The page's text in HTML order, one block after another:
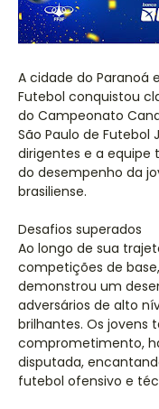
A cidade do Paranoá
Futebol conquistou
do Campeonato
São Paulo de Futebol
dirigentes e a equipe
do desempenho da
brasiliense.
Desafios superados
Ao longo de sua
competições de
demonstrou um
adversários de alto
brilhantes. Os jovens
comprometimento,
disputada,
futebol ofensivo e